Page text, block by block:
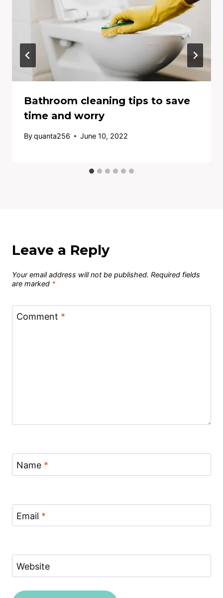
Bathroom cleaning tips to save
time and worry
Byquanta256 June 10, 2022
Leave a Reply
Your email address will not be published. Required fields
are marked *
Comment *
Name *
Email *
Website